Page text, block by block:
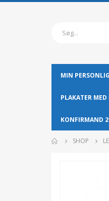
MIN
PLAKATER
KONFIRMAND
SHOP